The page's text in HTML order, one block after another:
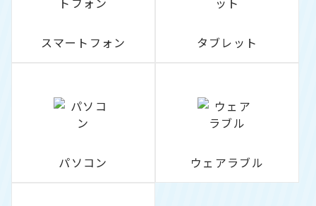
スマートフォン タブレット
パソコン ウェアラブル